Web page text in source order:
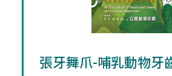
張牙舞爪-哺乳動物牙